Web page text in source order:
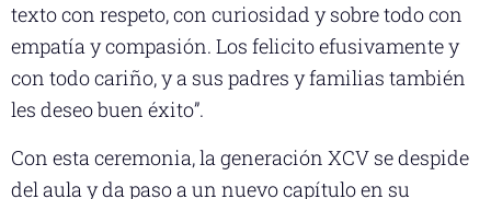
texto con respeto, con curiosidad y sobre todo con
empatía y compasión. Los felicito efusivamente y
con todo cariño, y a sus padres y familias también
les deseo buen éxito”.
Con esta ceremonia, la generación XCV se despide
del aula y da paso a un nuevo capítulo en su